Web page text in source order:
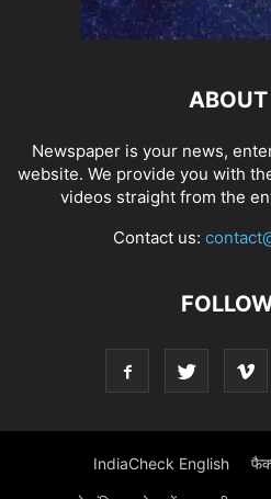
Newspaper is your news,
website. We provide you with
videos straight from the
Contact us:
IndiaCheck English